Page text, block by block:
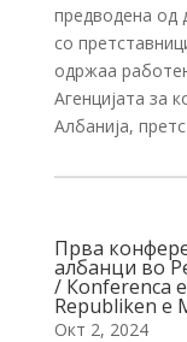
предводена од
со
одржаа
Агенцијата за
Албанија,
Прва
албанци во
/ Кonferenca
Republiken e
Окт 2, 2024